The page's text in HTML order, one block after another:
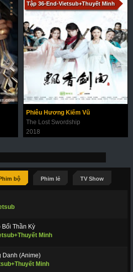
Tập 36-End-Vietsub+Thuyết Minh
Phiêu Hương Kiếm Vũ
The Lost Swordship
2018
bộ Phim lẻ TV Show
Bối Thần Kỳ
Minh
Danh (Anime)
Minh